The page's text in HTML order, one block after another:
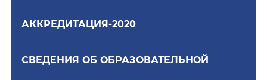
АККРЕДИТАЦИЯ-2020
СВЕДЕНИЯ ОБ ОБРАЗОВАТЕЛЬНОЙ